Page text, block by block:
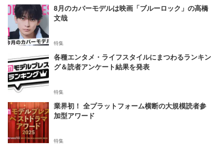
8月のカバーモデルは映画「ブルーロック」の高橋
文哉
特集
各種エンタメ・ライフスタイルにまつわるランキン
グ＆読者アンケート結果を発表
特集
業界初！ 全プラットフォーム横断の大規模読者参
加型アワード
特集